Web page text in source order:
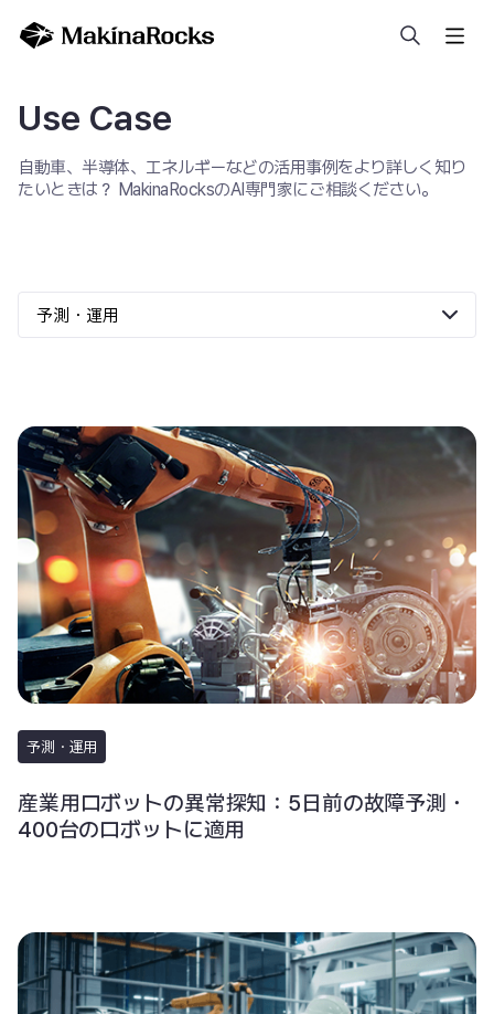
Use Case
自動車、半導体、エネルギーなどの活用事例をより詳しく知り
たいときは？ MakinaRocksのAI専門家にご相談ください。
予測・運用
予測・運用
産業用ロボットの異常探知：5日前の故障予測・
400台のロボットに適用